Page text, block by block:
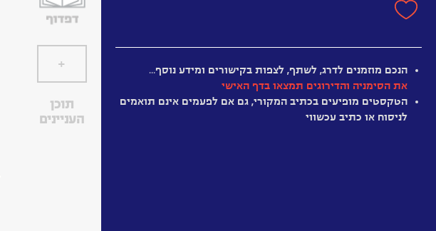
+
תוכן
העניינים
רילקה
האדם
הוא
באמת
יצור
מאד
חלש מיושן מענין מרתק מומלץ היסטרי
הנכם מוזמנים לדרג, לשתף, לצפות בקישורים ומידע נוסף…
את הסימניה והדירוגים תמצאו בדף האישי
הטקסטים מופיעים בכתיב המקורי, גם אם לפעמים אינם תואמים
לניסוח או כתיב עכשווי